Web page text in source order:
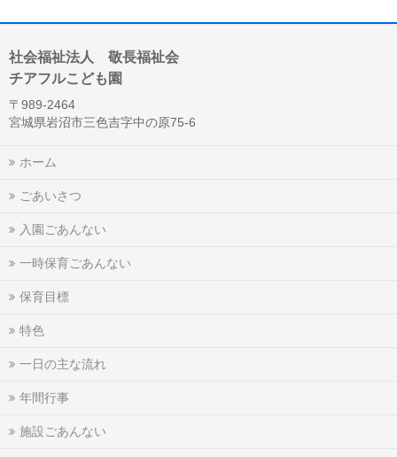
社会福祉法人 敬長福祉会
チアフルこども園
〒989-2464
宮城県岩沼市三色吉字中の原75-6
ホーム
ごあいさつ
入園ごあんない
一時保育ごあんない
保育目標
特色
一日の主な流れ
年間行事
施設ごあんない